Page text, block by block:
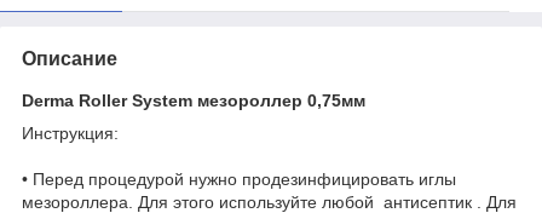
Описание
Derma Roller System мезороллер 0,75мм
Инструкция:
• Перед процедурой нужно продезинфицировать иглы
мезороллера. Для этого используйте любой антисептик . Для